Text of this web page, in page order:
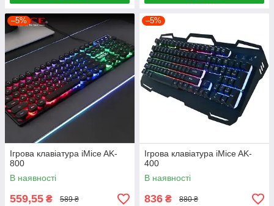
–5%
Ігрова клавіатура iMice AK-
800
В наявності
559,55 ₴ 589 ₴
–5%
Ігрова клавіатура iMice AK-
400
В наявності
836 ₴ 880 ₴